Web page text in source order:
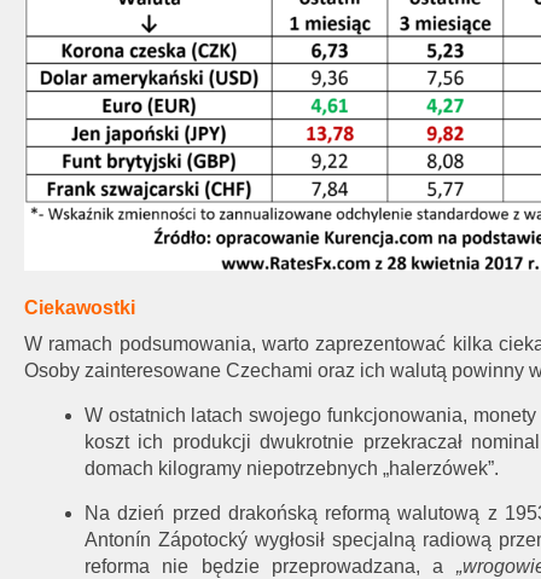
Ciekawostki
W ramach podsumowania, warto zaprezentować kilka
Osoby zainteresowane Czechami oraz ich walutą powinny
W ostatnich latach swojego funkcjonowania,
koszt ich produkcji dwukrotnie przekraczał
domach kilogramy niepotrzebnych „halerzówek”.
Na dzień przed drakońską reformą walutową z
Antonín Zápotocký wygłosił specjalną radiową
reforma nie będzie przeprowadzana, a